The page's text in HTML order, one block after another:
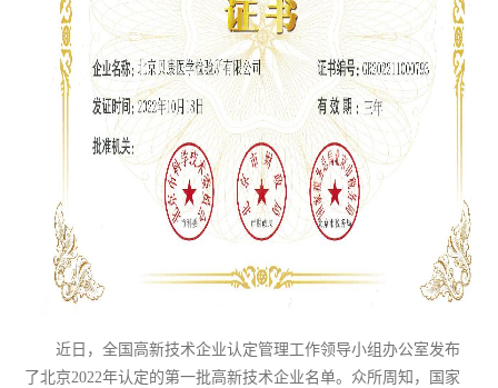
近日，全国高新技术企业认定管理工作领导小组办公室发布
了北京2022年认定的第一批高新技术企业名单。众所周知，国家